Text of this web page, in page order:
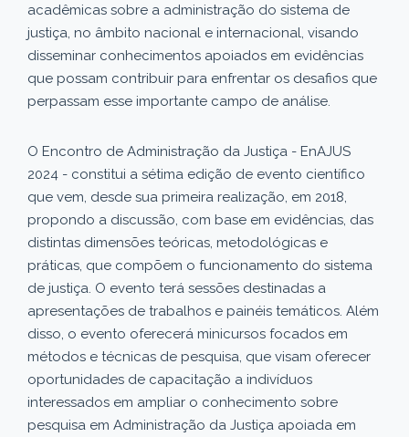
acadêmicas sobre a administração do sistema de
justiça, no âmbito nacional e internacional, visando
disseminar conhecimentos apoiados em evidências
que possam contribuir para enfrentar os desafios que
perpassam esse importante campo de análise.
O Encontro de Administração da Justiça - EnAJUS
2024 - constitui a sétima edição de evento científico
que vem, desde sua primeira realização, em 2018,
propondo a discussão, com base em evidências, das
distintas dimensões teóricas, metodológicas e
práticas, que compõem o funcionamento do sistema
de justiça. O evento terá sessões destinadas a
apresentações de trabalhos e painéis temáticos. Além
disso, o evento oferecerá minicursos focados em
métodos e técnicas de pesquisa, que visam oferecer
oportunidades de capacitação a indivíduos
interessados em ampliar o conhecimento sobre
pesquisa em Administração da Justiça apoiada em